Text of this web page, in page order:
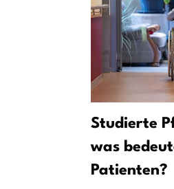
Studierte
was
Patienten?